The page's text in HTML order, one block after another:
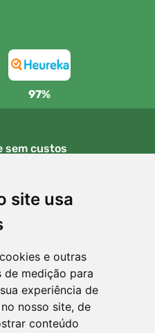
site usa
e outras
de medição para
experiência de
nosso site, de
conteúdo
97%
sem custos
superiores a 80 EUR
gratuitas
encomenda em qualquer
uma árvore! Leia mais